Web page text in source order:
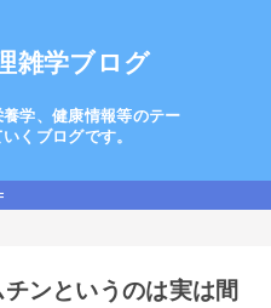
雑学ブログ
学、健康情報等のテー
くブログです。
ンというのは実は間